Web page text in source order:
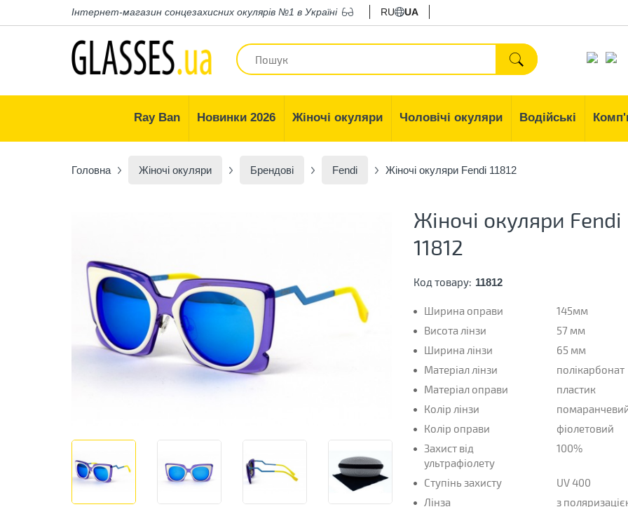
Інтернет-магазин сонцезахисних окулярів №1 в Україні RU UA
Ray Ban Новинки 2026 Жіночі окуляри Чоловічі окуляри Водійські
Головна Жіночі окуляри Брендові Fendi Жіночі окуляри Fendi 11812
Жіночі окуляри Fendi
11812
Код товару: 11812
Ширина оправи
145мм
Висота лінзи
57 мм
Ширина лінзи
65 мм
Матеріал лінзи
полікарбонат
Матеріал оправи
пластик
Колір лінзи
Колір оправи
фіолетовий
Захист від
ультрафіолету
100%
Ступінь захисту
UV 400
Лінза
з